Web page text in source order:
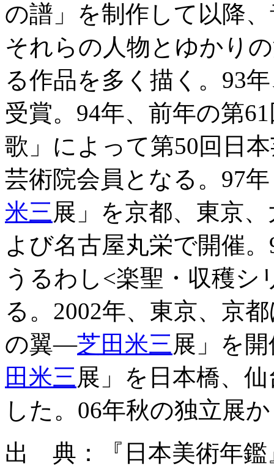
の譜」を制作して以降
それらの人物とゆかり
る作品を多く描く。93
受賞。94年、前年の第
歌」によって第50回日
芸術院会員となる。97
米三展」を京都、東京
よび名古屋丸栄で開催
うるわし<楽聖・収穫シ
る。2002年、東京、京
の翼―芝田米三展」を
田米三展」を日本橋、
した。06年秋の独立展
出 典：『日本美術年鑑